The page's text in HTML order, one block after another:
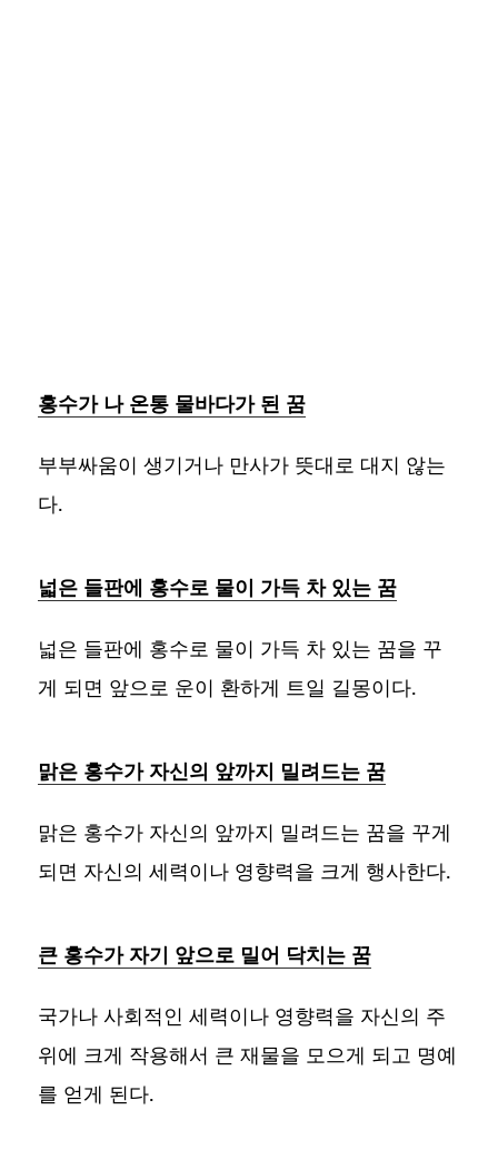
홍수가 나 온통 물바다가 된 꿈
부부싸움이 생기거나 만사가 뜻대로 대지 않는
다.
넓은 들판에 홍수로 물이 가득 차 있는 꿈
넓은 들판에 홍수로 물이 가득 차 있는 꿈을 꾸
게 되면 앞으로 운이 환하게 트일 길몽이다.
맑은 홍수가 자신의 앞까지 밀려드는 꿈
맑은 홍수가 자신의 앞까지 밀려드는 꿈을 꾸게
되면 자신의 세력이나 영향력을 크게 행사한다.
큰 홍수가 자기 앞으로 밀어 닥치는 꿈
국가나 사회적인 세력이나 영향력을 자신의 주
위에 크게 작용해서 큰 재물을 모으게 되고 명예
를 얻게 된다.